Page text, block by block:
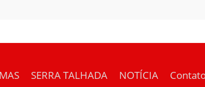
SERRA TALHADA NOTÍCIA